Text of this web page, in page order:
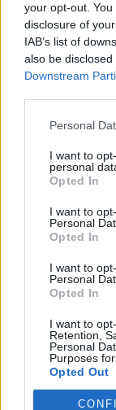
your opt-out.
disclosure of
IAB’s list of
also be
Downstream
Personal
I want to
personal
Opted In
I want to
Personal
Opted In
I want to
Personal
Opted In
I want to
Retention,
Personal
Purposes
Opted Out
Επικοινωνία
Επιτροπής,
πρωί ο
με στόχο
στήριξης
σχετικά με
δικτύουαλλά
ανάρτηση ο
είμαστε
κάθε
επικεφαλής
ανέφερε και
πως οι
τεχνική